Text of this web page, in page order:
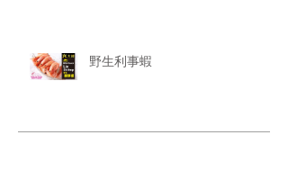
野生利事蝦